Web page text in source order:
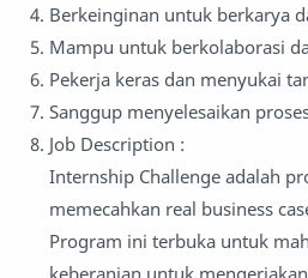
Berkeinginan untuk berkarya
Mampu untuk berkolaborasi
Pekerja keras dan menyukai
Sanggup menyelesaikan
Job Description :
Internship Challenge adalah
memecahkan real business
Program ini terbuka untuk
keberanian untuk